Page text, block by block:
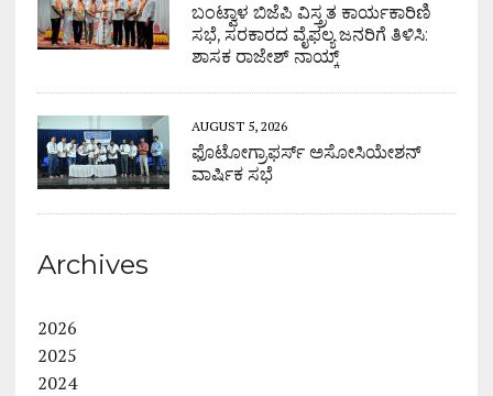
ಬಂಟ್ವಾಳ ಬಿಜೆಪಿ ವಿಸ್ತ್ರತ ಕಾರ್ಯಕಾರಿಣಿ
ಸಭೆ, ಸರಕಾರದ ವೈಫಲ್ಯ ಜನರಿಗೆ ತಿಳಿಸಿ:
ಶಾಸಕ ರಾಜೇಶ್ ನಾಯ್ಕ್
AUGUST 5, 2026
ಫೊಟೋಗ್ರಾಫರ್ಸ್ ಅಸೋಸಿಯೇಶನ್
ವಾರ್ಷಿಕ ಸಭೆ
Archives
2026
2025
2024